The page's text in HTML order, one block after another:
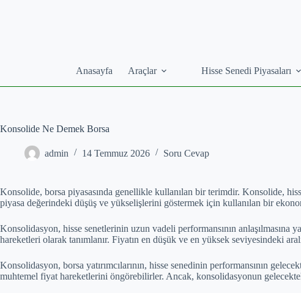
Anasayfa
Araçlar Hisse Senedi Piyasaları
Konsolide Ne Demek Borsa
admin 14 Temmuz 2026 Soru Cevap
Konsolide, borsa piyasasında genellikle kullanılan bir terimdir. Konsolide,
piyasa değerindeki düşüş ve yükselişlerini göstermek için kullanılan bir
Konsolidasyon, hisse senetlerinin uzun vadeli performansının
hareketleri olarak tanımlanır. Fiyatın en düşük ve en yüksek seviyesindeki
Konsolidasyon, borsa yatırımcılarının, hisse senedinin performansının
muhtemel fiyat hareketlerini öngörebilirler. Ancak, konsolidasyonun